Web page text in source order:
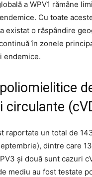
a WPV1 rămâne
Cu toate
existat o răspândire
în zonele
endemice.
circulante
raportate un total de
dintre care
și două sunt cazuri
mediu au fost testate